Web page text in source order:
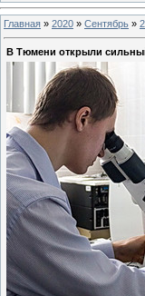
Главная » 2020 » Сентябрь »
В Тюмени открыли